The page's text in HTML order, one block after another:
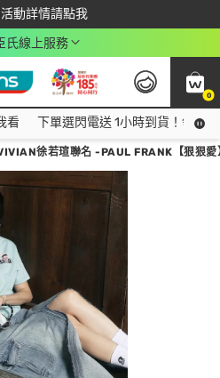
動詳情請點我
最高回饋$350
氏線上服務
0
看 下單選閃電送 1小時到貨！領神
徐若瑄聯名 -PAUL FRANK【狠狠